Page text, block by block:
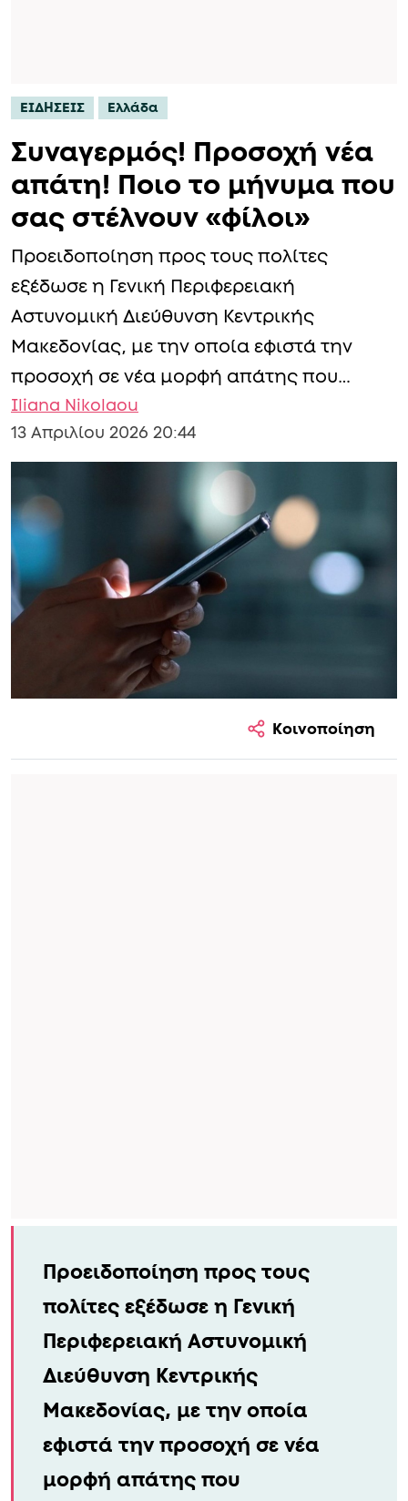
ΕΙΔΗΣΕΙΣ Ελλάδα
Συναγερμός! Προσοχή νέα
απάτη! Ποιο το μήνυμα που
σας στέλνουν «φίλοι»
Προειδοποίηση προς τους πολίτες
εξέδωσε η Γενική Περιφερειακή
Αστυνομική Διεύθυνση Κεντρικής
Μακεδονίας, με την οποία εφιστά την
προσοχή σε νέα μορφή απάτης που…
Iliana Nikolaou
13 Απριλίου 2026 20:44
Κοινοποίηση
Προειδοποίηση προς τους
πολίτες εξέδωσε η Γενική
Περιφερειακή Αστυνομική
Διεύθυνση Κεντρικής
Μακεδονίας, με την οποία
εφιστά την προσοχή σε νέα
μορφή απάτης που